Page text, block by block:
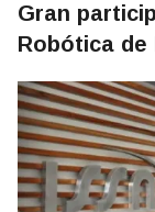
Gran
Robótica de